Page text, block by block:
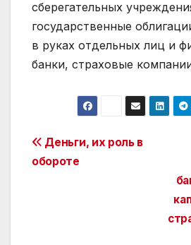
сберегательных
государственные
в руках отдельных лиц и
банки, страховые
Post
navigation
Деньги, их роль в
обороте